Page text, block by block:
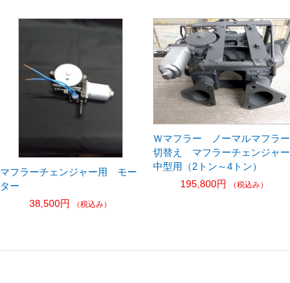
マフラーチェンジャー用 モー
ター
38,500円
（税込み）
Ｗマフラー ノーマルマフラー
切替え マフラーチェンジャー
中型用（2トン～4トン）
195,800円
（税込み）